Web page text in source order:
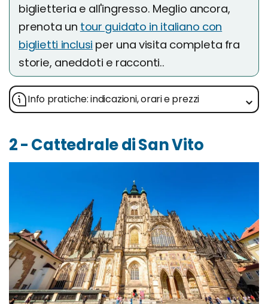
biglietteria e all'ingresso. Meglio ancora,
prenota un tour guidato in italiano con
biglietti inclusi per una visita completa fra
storie, aneddoti e racconti..
Info pratiche: indicazioni, orari e prezzi
2 - Cattedrale di San Vito